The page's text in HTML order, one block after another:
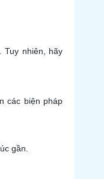
Tuy nhiên, hãy
các biện pháp
gần.